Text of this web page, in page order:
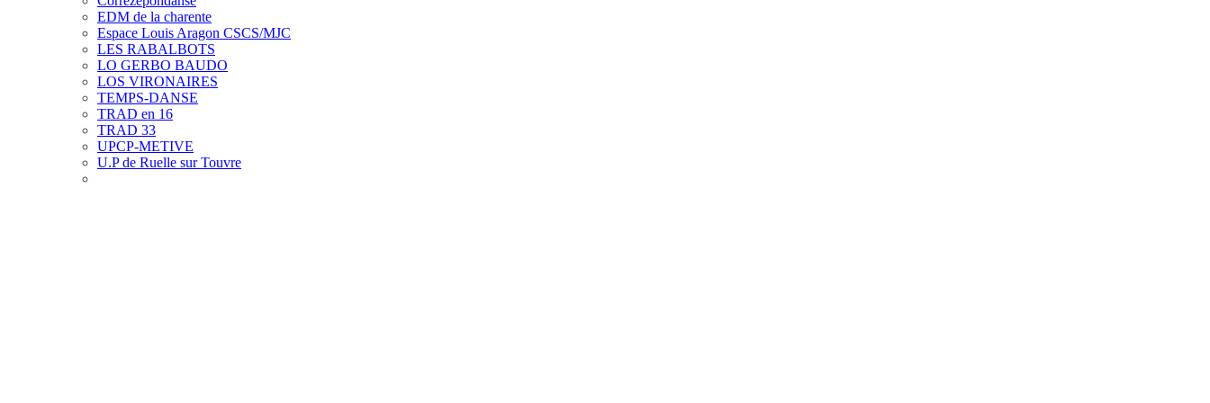
EDM de la charente
Espace Louis Aragon CSCS/MJC
LES RABALBOTS
LO GERBO BAUDO
LOS VIRONAIRES
TEMPS-DANSE
TRAD en 16
TRAD 33
UPCP-METIVE
U.P de Ruelle sur Touvre